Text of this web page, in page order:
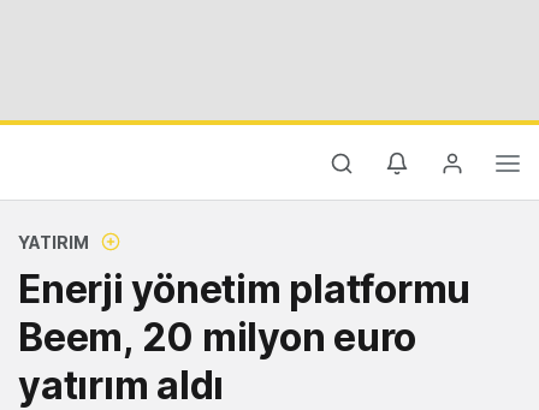
YATIRIM
Enerji yönetim platformu
Beem, 20 milyon euro
yatırım aldı